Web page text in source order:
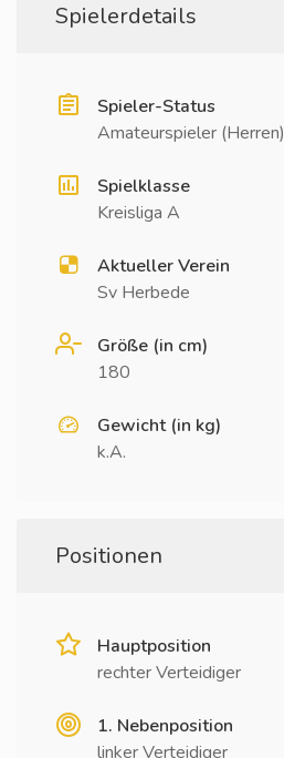
Spielerdetails
Spieler-Status
Amateurspieler (Herren)
Spielklasse
Kreisliga A
Aktueller Verein
Sv Herbede
Größe (in cm)
180
Gewicht (in kg)
k.A.
Positionen
Hauptposition
rechter Verteidiger
1. Nebenposition
linker Verteidiger